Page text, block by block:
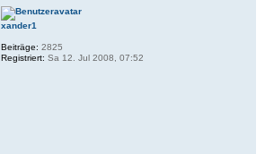
xander1
Beiträge: 2825
Registriert: Sa 12. Jul 2008, 07:52